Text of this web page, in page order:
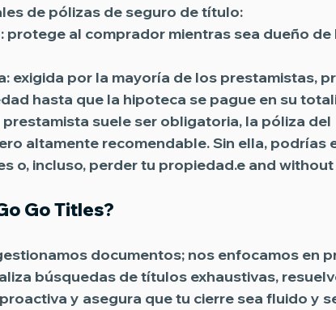
de pólizas de seguro de título:
protege al comprador mientras sea dueño de
exigida por la mayoría de los prestamistas,
hasta que la hipoteca se pague en su
suele ser obligatoria, la póliza del
altamente recomendable. Sin ella, podrías
o, incluso, perder tu propiedad.e and
Go Titles?
documentos; nos enfocamos en
búsquedas de títulos exhaustivas,
y asegura que tu cierre sea fluido y